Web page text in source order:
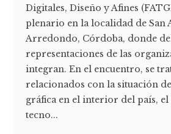
Digitales, Diseño y Afines
plenario en la localidad de San
Arredondo, Córdoba, donde
representaciones de las
integran. En el encuentro, se
relacionados con la situación
gráfica en el interior del país, el
tecno...